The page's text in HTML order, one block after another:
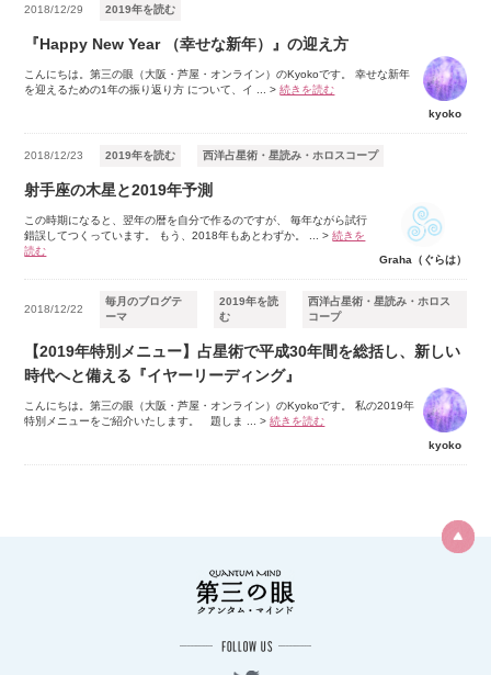
2018/12/29 2019年を読む
『Happy New Year （幸せな新年）』の迎え方
こんにちは。第三の眼（大阪・芦屋・オンライン）のKyokoです。 幸せな新年
を迎えるための1年の振り返り方 について、イ ...> 続きを読む
kyoko
2018/12/23 2019年を読む 西洋占星術・星読み・ホロスコープ
射手座の木星と2019年予測
この時期になると、翌年の暦を自分で作るのですが、 毎年ながら試行
錯誤してつくっています。 もう、2018年もあとわずか。 ...> 続きを
読む
Graha（ぐらは）
2018/12/22
毎月のブログテ
ーマ
2019年を読
む
西洋占星術・星読み・ホロス
コープ
【2019年特別メニュー】占星術で平成30年間を総括し、新しい
時代へと備える『イヤーリーディング』
こんにちは。第三の眼（大阪・芦屋・オンライン）のKyokoです。 私の2019年
特別メニューをご紹介いたします。 題しま ...> 続きを読む
kyoko